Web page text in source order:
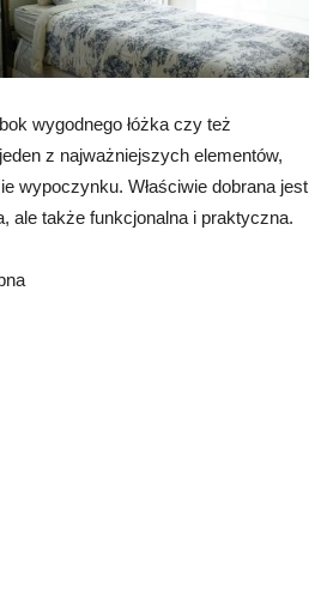
wygodnego łóżka czy też
z najważniejszych elementów,
wypoczynku. Właściwie dobrana jest
ale także funkcjonalna i praktyczna.